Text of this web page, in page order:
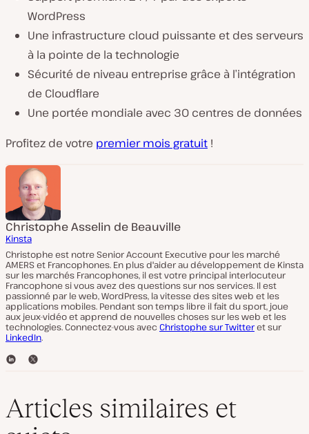
WordPress
Une infrastructure cloud puissante et des serveurs
à la pointe de la technologie
Sécurité de niveau entreprise grâce à l’intégration
de Cloudflare
Une portée mondiale avec 30 centres de données
Profitez de votre premier mois gratuit !
Christophe Asselin de Beauville
Kinsta
Christophe est notre Senior Account Executive pour les marché
AMERS et Francophones. En plus d'aider au développement de Kinsta
sur les marchés Francophones, il est votre principal interlocuteur
Francophone si vous avez des questions sur nos services. Il est
passionné par le web, WordPress, la vitesse des sites web et les
applications mobiles. Pendant son temps libre il fait du sport, joue
aux jeux-vidéo et apprend de nouvelles choses sur les web et les
technologies. Connectez-vous avec Christophe sur Twitteret sur
LinkedIn.
L
e
T
t
Articles similaires et